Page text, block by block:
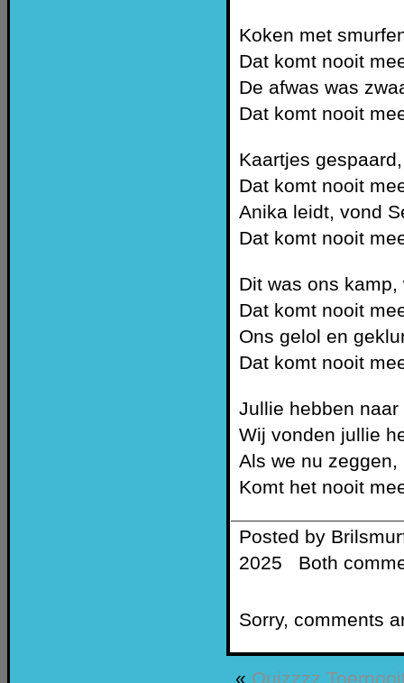
Koken met
Dat komt nooit
De afwas was
Dat komt nooit
Kaartjes
Dat komt nooit
Anika leidt, vond
Dat komt nooit
Dit was ons
Dat komt nooit
Ons gelol en
Dat komt nooit
Jullie hebben
Wij vonden jullie
Als we nu
Komt het nooit
Posted by
2025 ‌ Both
Sorry, comments
« Quizzzz